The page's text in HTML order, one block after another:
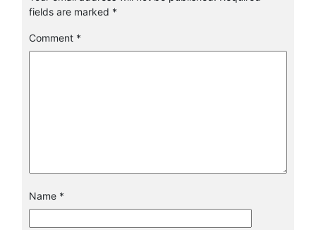
fields are marked *
Comment *
Name *